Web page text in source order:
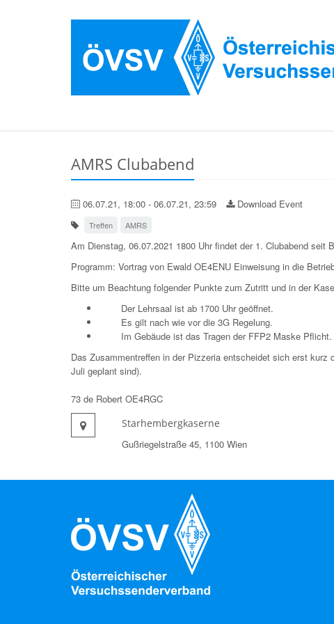
AMRS Clubabend
06.07.21, 18:00 - 06.07.21, 23:59 Download Event
Treffen AMRS
Am Dienstag, 06.07.2021 1800 Uhr findet der 1. Clubabend seit
Programm: Vortrag von Ewald OE4ENU Einweisung in die
Bitte um Beachtung folgender Punkte zum Zutritt und in der
Der Lehrsaal ist ab 1700 Uhr geöffnet.
Es gilt nach wie vor die 3G Regelung.
Im Gebäude ist das Tragen der FFP2 Maske Pflicht.
Das Zusammentreffen in der Pizzeria entscheidet sich erst kurz
Juli geplant sind).
73 de Robert OE4RGC
Starhembergkaserne
Gußriegelstraße 45, 1100 Wien